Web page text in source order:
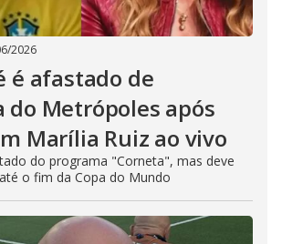
2026
é afastado de
do Metrópoles após
Marília Ruiz ao vivo
do programa "Corneta", mas deve
o fim da Copa do Mundo